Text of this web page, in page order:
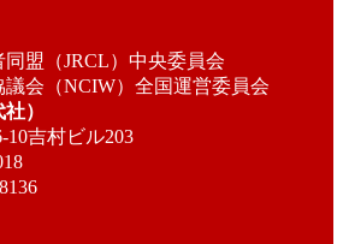
盟（JRCL）中央委員会
会（NCIW）全国運営委員会
）
10吉村ビル203